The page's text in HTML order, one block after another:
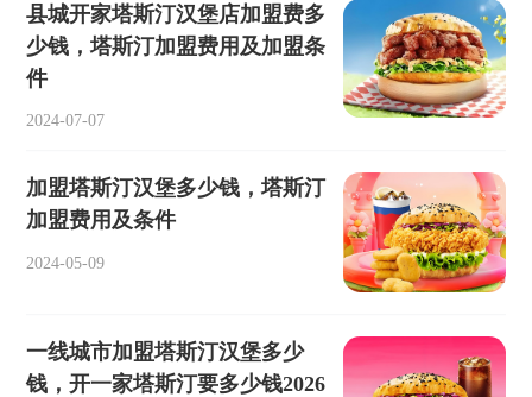
县城开家塔斯汀汉堡店加盟费多
少钱，塔斯汀加盟费用及加盟条
件
2024-07-07
加盟塔斯汀汉堡多少钱，塔斯汀
加盟费用及条件
2024-05-09
一线城市加盟塔斯汀汉堡多少
钱，开一家塔斯汀要多少钱2026